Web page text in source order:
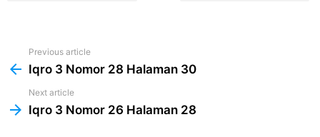
more
Previous article
Iqro 3 Nomor 28 Halaman 30
Next article
Iqro 3 Nomor 26 Halaman 28